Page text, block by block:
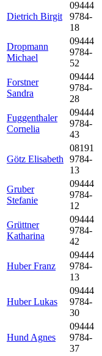
Dietrich Birgit
09444
9784-
18
Dropmann
Michael
09444
9784-
52
Forstner
Sandra
09444
9784-
28
Fuggenthaler
Cornelia
09444
9784-
43
Götz Elisabeth
08191
9784-
13
Gruber
Stefanie
09444
9784-
12
Grüttner
Katharina
09444
9784-
42
Huber Franz
09444
9784-
13
Huber Lukas
09444
9784-
30
Hund Agnes
09444
9784-
37